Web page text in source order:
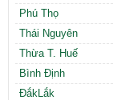
Phú Thọ
Thái Nguyên
Thừa T. Huế
Bình Định
ĐắkLắk